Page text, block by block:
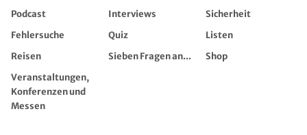
Podcast
Interviews
Sicherheit
Fehlersuche
Quiz
Listen
Reisen
Sieben Fragen an...
Shop
Veranstaltungen,
Konferenzen und
Messen